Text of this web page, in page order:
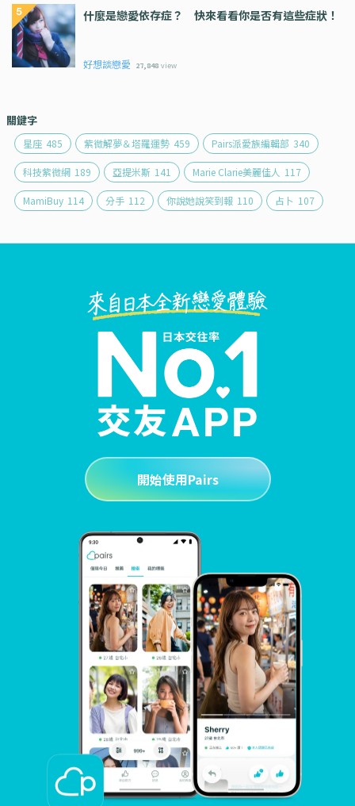
什麼是戀愛依存症？ 快來看看你是否有這些症狀！
好想談戀愛 27,848 view
關鍵字
星座 485 紫微解夢＆塔羅運勢 459 Pairs派愛族編輯部 340
科技紫微網 189 亞提米斯 141 Marie Clarie美麗佳人 117
MamiBuy 114 分手 112 你說她說笑到報 110 占卜 107
開始使用Pairs